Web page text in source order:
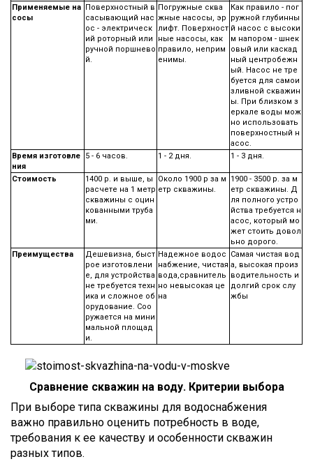
Применяемые на
сосы
Поверхностный в
сасывающий нас
ос - электрическ
ий роторный или
ручной поршнево
й.
Погружные сква
жные насосы, эр
лифт. Поверхност
ные насосы, как
правило, неприм
енимы.
Как правило - пог
ружной глубинны
й насос с высоки
м напором - шнек
овый или каскад
ный центробежн
ый. Насос не тре
буется для самои
зливной скважин
ы. При близком з
еркале воды мож
но использовать
поверхностный н
асос.
Время изготовле
ния
5 - 6 часов. 1 - 2 дня. 1 - 3 дня.
Стоимость
1400 р. и выше, ы
расчете на 1 метр
скважины с оцин
кованными труба
ми.
Около 1900 р за м
етр скважины.
1900 - 3500 р. за м
етр скважины. Д
ля полного устро
йства требуется н
асос, который мо
жет стоить довол
ьно дорого.
Преимущества
Дешевизна, быст
рое изготовлени
е, для устройства
не требуется техн
ика и сложное об
орудование. Соо
ружается на мини
мальной площад
и.
Надежное водос
набжение, чистая
вода,сравнитель
но невысокая це
на
Самая чистая вод
а, высокая произ
водительность и
долгий срок слу
жбы
Сравнение скважин на воду. Критерии выбора
При выборе типа скважины для водоснабжения
важно правильно оценить потребность в воде,
требования к ее качеству и особенности скважин
разных типов.